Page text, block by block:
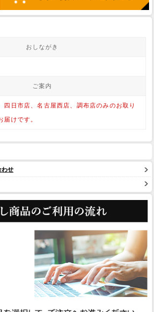
おしながき
ご案内
日市店、名古屋西店、調布店のみのお取り
けです。
わせ